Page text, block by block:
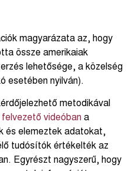
magyarázata az, hogy
össze amerikaiak
lehetősége, a közelség
esetében nyilván).
metodikával
felvezető videóban a
és elemeztek adatokat,
tudósítók értékelték az
Egyrészt nagyszerű, hogy